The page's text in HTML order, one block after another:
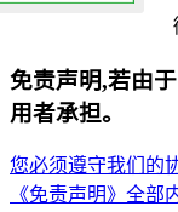
免责声明,若由
用者承担。
您必须遵守我们的
《免责声明》全部